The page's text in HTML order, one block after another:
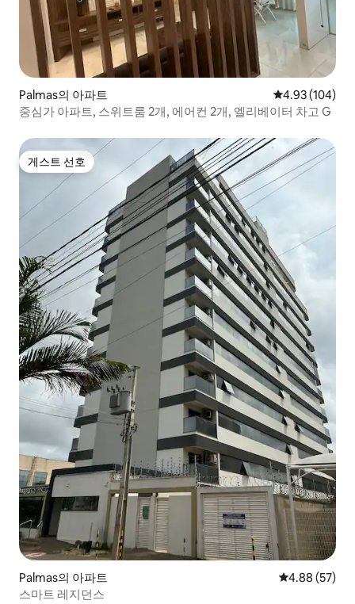
Palmas의 아파트 평점 4.93점(5
4.93 (104)
중심가 아파트, 스위트룸 2개, 에어컨 2개, 엘리베이터 차고 G
게스트 선호
게스트 선호
Palmas의 아파트 평점 4.88점(5
4.88 (57)
스마트 레지던스